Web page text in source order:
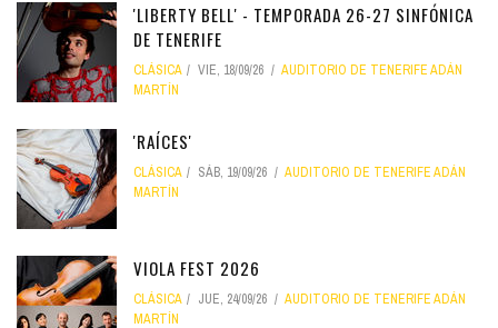
'LIBERTY BELL' - TEMPORADA 26-27 SINFÓNICA
DE TENERIFE
CLÁSICA VIE, 18/09/26
AUDITORIO DE TENERIFE ADÁN
MARTÍN
'RAÍCES'
CLÁSICA SÁB, 19/09/26
AUDITORIO DE TENERIFE ADÁN
MARTÍN
VIOLA FEST 2026
CLÁSICA JUE, 24/09/26
AUDITORIO DE TENERIFE ADÁN
MARTÍN